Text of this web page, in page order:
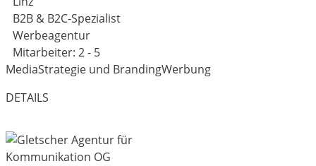
B2B & B2C-Spezialist
Werbeagentur
Mitarbeiter: 2 - 5
MediaStrategie und BrandingWerbung
DETAILS